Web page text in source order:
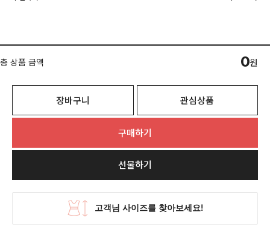
총 상품 금액 0원
장바구니 관심상품
구매하기
선물하기